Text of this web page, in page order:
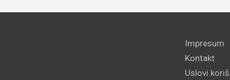
Impresum
Kontakt
Uslovi